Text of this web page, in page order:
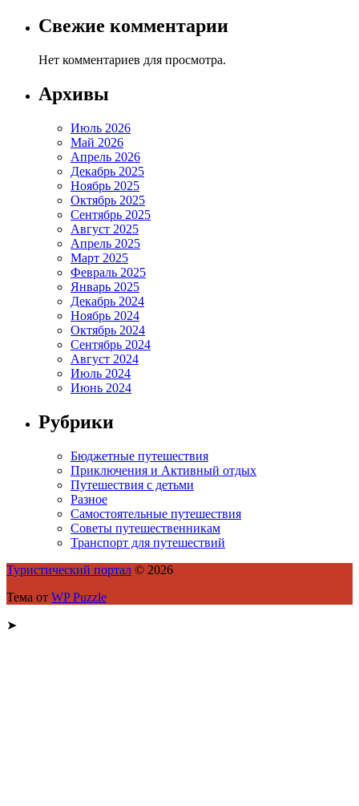
Свежие комментарии
Нет комментариев для просмотра.
Архивы
Июль 2026
Май 2026
Апрель 2026
Декабрь 2025
Ноябрь 2025
Октябрь 2025
Сентябрь 2025
Август 2025
Апрель 2025
Март 2025
Февраль 2025
Январь 2025
Декабрь 2024
Ноябрь 2024
Октябрь 2024
Сентябрь 2024
Август 2024
Июль 2024
Июнь 2024
Рубрики
Бюджетные путешествия
Приключения и Активный отдых
Путешествия с детьми
Разное
Самостоятельные путешествия
Советы путешественникам
Транспорт для путешествий
Туристический портал © 2026
Тема от WP Puzzle
➤